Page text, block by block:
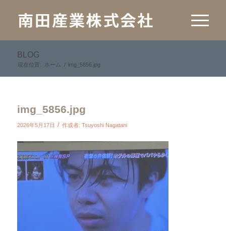
BLOG
現在位置: ホーム / img_5856.jpg
img_5856.jpg
2026年5月17日 / 作成者: Tsuyoshi Nagatani